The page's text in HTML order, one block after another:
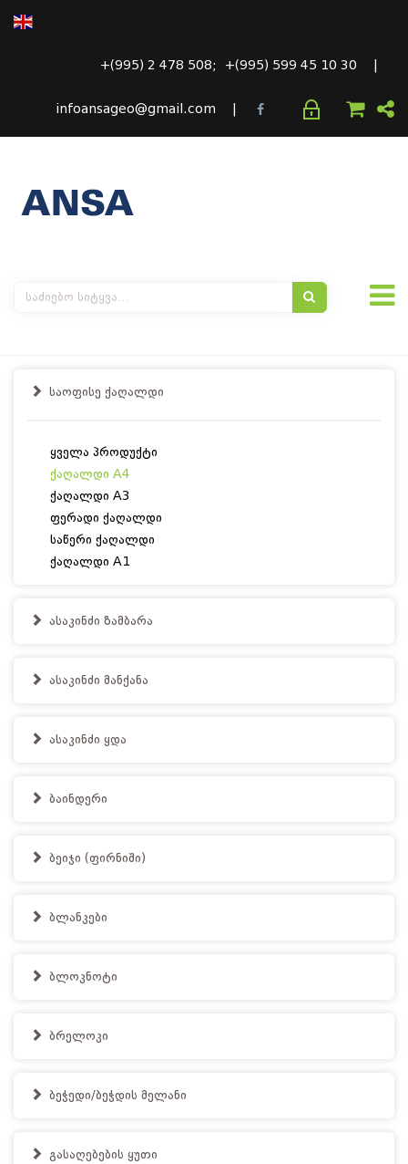
+(995) 2 478 508; +(995) 599 45 10 30 |
infoansageo@gmail.com |
საოფისე ქაღალდი
ყველა პროდუქტი
ქაღალდი A4
ქაღალდი A3
ფერადი ქაღალდი
საწერი ქაღალდი
ქაღალდი A1
ასაკინძი ზამბარა
ასაკინძი მანქანა
ასაკინძი ყდა
ბაინდერი
ბეიჯი (ფირნიში)
ბლანკები
ბლოკნოტი
ბრელოკი
ბეჭედი/ბეჭდის მელანი
გასაღებების ყუთი